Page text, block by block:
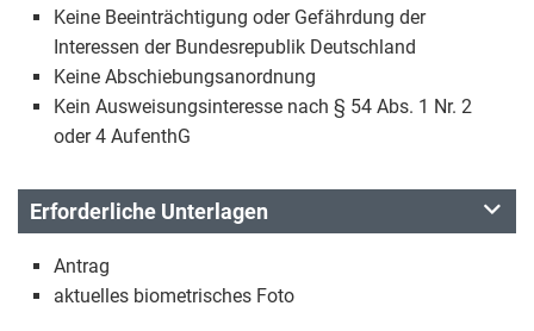
Keine Beeinträchtigung oder Gefährdung der
Interessen der Bundesrepublik Deutschland
Keine Abschiebungsanordnung
Kein Ausweisungsinteresse nach § 54 Abs. 1 Nr. 2
oder 4 AufenthG
Erforderliche Unterlagen
Antrag
aktuelles biometrisches Foto